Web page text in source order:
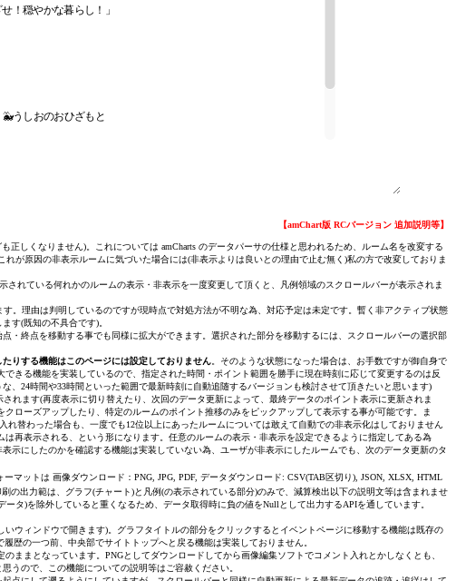
！穏やかな暮らし！」
うしおのおひざもと
【amChart版 RCバージョン 追加説明等】
正しくなりません)。これについては amCharts のデータパーサの仕様と思われるため、ルーム名を改変する
が原因の非表示ルームに気づいた場合には(非表示よりは良いとの理由で止む無く)私の方で改変しておりま
されている何れかのルームの表示・非表示を一度変更して頂くと、凡例領域のスクロールバーが表示されま
。理由は判明しているのですが現時点で対処方法が不明な為、対応予定は未定です。暫く非アクティブ状態
す(既知の不具合です)。
・終点を移動する事でも同様に拡大ができます。選択された部分を移動するには、スクロールバーの選択部
りする機能はこのページには設定しておりません。そのような状態になった場合は、お手数ですが御自身で
きる機能を実装しているので、指定された時間・ポイント範囲を勝手に現在時刻に応じて変更するのは反
24時間や33時間といった範囲で最新時刻に自動追随するバージョンも検討させて頂きたいと思います)
されます(再度表示に切り替えたり、次回のデータ更新によって、最終データのポイント表示に更新されま
ローズアップしたり、特定のルームのポイント推移のみをピックアップして表示する事が可能です。ま
れ替わった場合も、一度でも12位以上にあったルームについては敢えて自動での非表示化はしておりません
再表示される、という形になります。任意のルームの表示・非表示を設定できるように指定してある為
にしたのかを確認する機能は実装していない為、ユーザが非表示にしたルームでも、次のデータ更新のタ
マットは 画像ダウンロード：PNG, JPG, PDF, データダウンロード: CSV(TAB区切り), JSON, XLSX, HTML
の出力範は、グラフ(チャート)と凡例(の表示されている部分)のみで、減算検出以下の説明文等は含まれませ
タ)を除外していると重くなるため、データ取得時に負の値をNullとして出力するAPIを通しています。
いウィンドウで開きます)。グラフタイトルの部分をクリックするとイベントページに移動する機能は既存の
歴の一つ前、中央部でサイトトップへと戻る機能は実装しておりません。
ままとなっています。PNGとしてダウンロードしてから画像編集ソフトでコメント入れとかしなくとも、
うので、この機能についての説明等はご容赦ください。